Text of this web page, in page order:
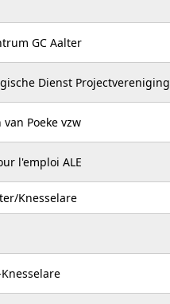
GC Aalter
Dienst Projectvereniging
Poeke vzw
l'emploi ALE
Knesselare